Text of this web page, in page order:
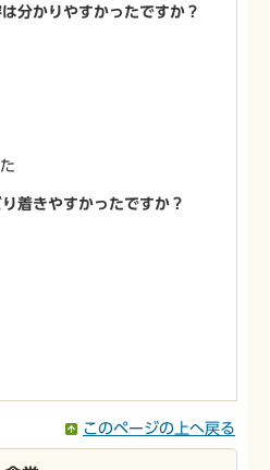
分かりやすかったですか？
着きやすかったですか？
このページの上へ戻る